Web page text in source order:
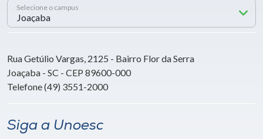
Selecione o campus
Rua Getúlio Vargas, 2125 - Bairro Flor da Serra
Joaçaba - SC - CEP 89600-000
Telefone (49) 3551-2000
Siga a Unoesc